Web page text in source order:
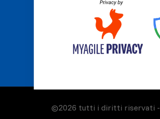
©2026 tutti i diritti riservati -